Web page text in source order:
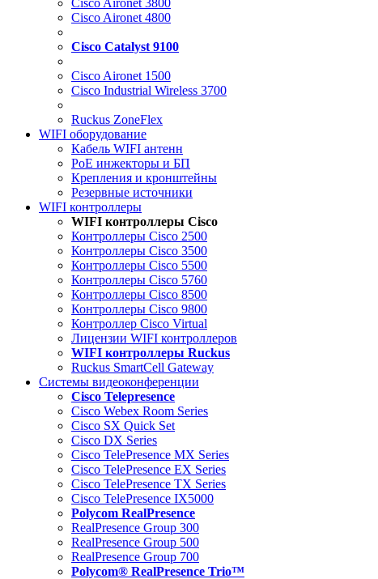
Cisco Aironet 3800
Cisco Aironet 4800
Cisco Catalyst 9100
Cisco Aironet 1500
Cisco Industrial Wireless 3700
Ruckus ZoneFlex
WIFI оборудование
Кабель WIFI антенн
PoE инжекторы и БП
Крепления и кронштейны
Резервные источники
WIFI контроллеры
WIFI контроллеры Cisco
Контроллеры Cisco 2500
Контроллеры Cisco 3500
Контроллеры Cisco 5500
Контроллеры Cisco 5760
Контроллеры Cisco 8500
Контроллеры Cisco 9800
Контроллер Cisco Virtual
Лицензии WIFI контроллеров
WIFI контроллеры Ruckus
Ruckus SmartCell Gateway
Системы видеоконференции
Cisco Telepresence
Cisco Webex Room Series
Cisco SX Quick Set
Cisco DX Series
Cisco TelePresence MX Series
Cisco TelePresence EX Series
Cisco TelePresence TX Series
Cisco TelePresence IX5000
Polycom RealPresence
RealPresence Group 300
RealPresence Group 500
RealPresence Group 700
Polycom® RealPresence Trio™